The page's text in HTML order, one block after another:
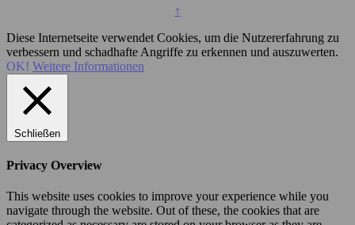
↑
Diese Internetseite verwendet Cookies, um die Nutzererfahrung zu
verbessern und schadhafte Angriffe zu erkennen und auszuwerten.
OK! Weitere Informationen
Schließen
Privacy Overview
This website uses cookies to improve your experience while you
navigate through the website. Out of these, the cookies that are